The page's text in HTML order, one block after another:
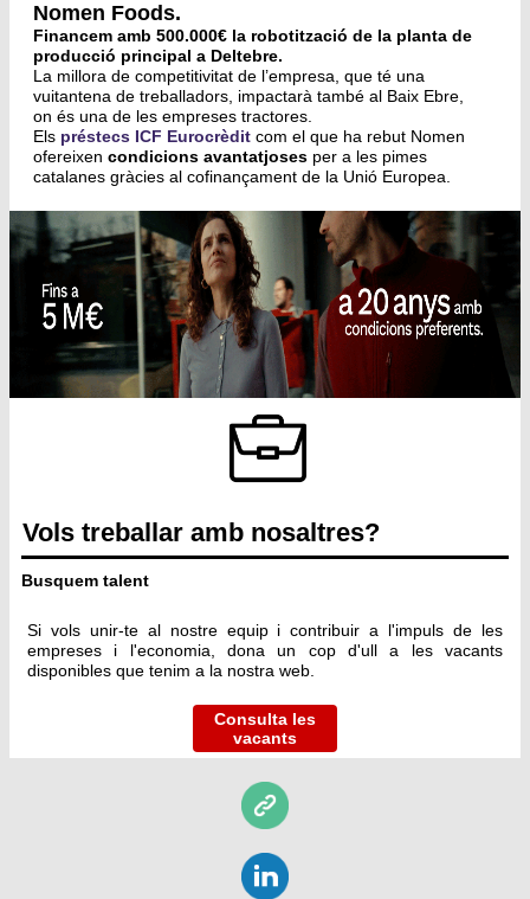
Nomen Foods.
Financem amb 500.000€ la robotització de la planta de
producció principal a Deltebre.
La millora de competitivitat de l’empresa, que té una
vuitantena de treballadors, impactarà també al Baix Ebre,
on és una de les empreses tractores.
Els préstecs ICF Eurocrèdit com el que ha rebut Nomen
ofereixen condicions avantatjoses per a les pimes
catalanes gràcies al cofinançament de la Unió Europea.
Vols treballar amb nosaltres?
Busquem talent
Si vols unir-te al nostre equip i contribuir a l'impuls de les
empreses i l'economia, dona un cop d'ull a les vacants
disponibles que tenim a la nostra web.
Consulta les
vacants